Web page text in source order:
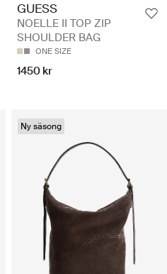
GUESS
NOELLE II TOP ZIP
SHOULDER BAG
ONE SIZE
1450 kr
Ny säsong